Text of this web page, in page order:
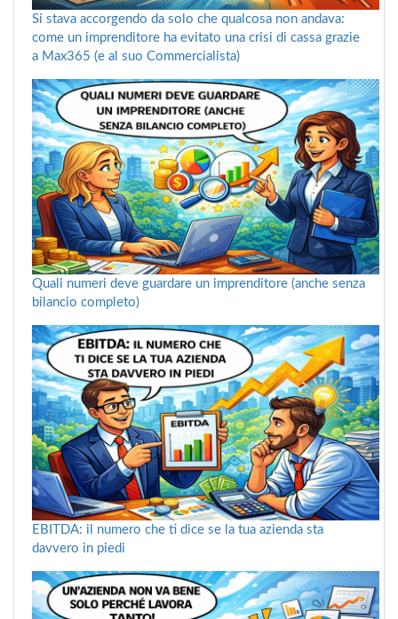
Si stava accorgendo da solo che qualcosa non andava:
come un imprenditore ha evitato una crisi di cassa grazie
a Max365 (e al suo Commercialista)
Quali numeri deve guardare un imprenditore (anche senza
bilancio completo)
EBITDA: il numero che ti dice se la tua azienda sta
davvero in piedi